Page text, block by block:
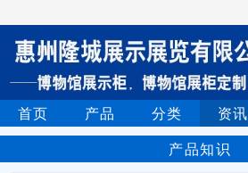
首页 产品 分类 资讯
产品知识